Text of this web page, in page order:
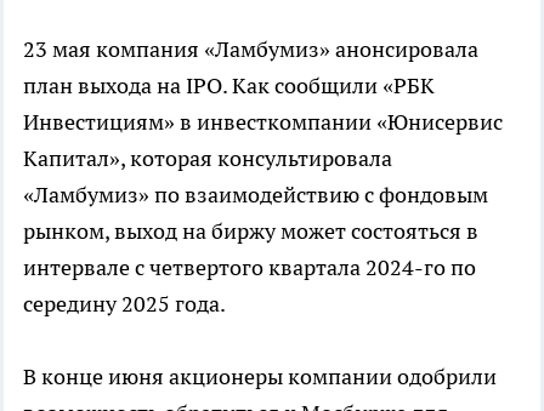
23 мая компания «Ламбумиз» анонсировала
план выхода на IPO. Как сообщили «РБК
Инвестициям» в инвесткомпании «Юнисервис
Капитал», которая консультировала
«Ламбумиз» по взаимодействию с фондовым
рынком, выход на биржу может состояться в
интервале с четвертого квартала 2024-го по
середину 2025 года.
В конце июня акционеры компании одобрили